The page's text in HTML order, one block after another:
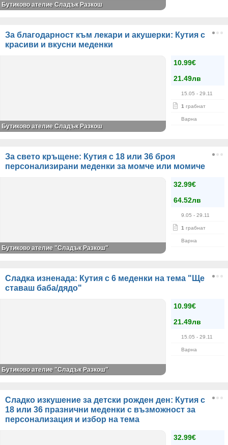
Бутиково ателие Сладък Разкош
За благодарност към лекари и акушерки: Кутия с
красиви и вкусни меденки
10.99€
21.49лв
15.05 - 29.11
1 грабнат
Варна
Бутиково ателие Сладък Разкош
За свето кръщене: Кутия с 18 или 36 броя
персонализирани меденки за момче или момиче
32.99€
64.52лв
9.05 - 29.11
1 грабнат
Варна
Бутиково ателие "Сладък Разкош"
Сладка изненада: Кутия с 6 меденки на тема "Ще
ставаш баба/дядо"
10.99€
21.49лв
15.05 - 29.11
Варна
Бутиково ателие "Сладък Разкош"
Сладко изкушение за детски рожден ден: Кутия с
18 или 36 празнични меденки с възможност за
персонализация и избор на тема
32.99€